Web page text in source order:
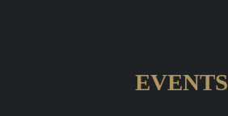
EVENTS